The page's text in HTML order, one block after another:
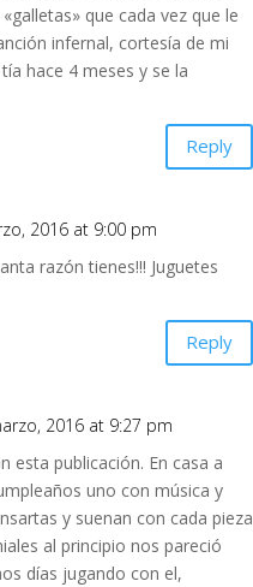
que cada vez que le
infernal, cortesía de mi
hace 4 meses y se la
Reply
2016 at 9:00 pm
razón tienes!!! Juguetes
Reply
2016 at 9:27 pm
publicación. En casa a
uno con música y
y suenan con cada pieza
al principio nos pareció
días jugando con el,